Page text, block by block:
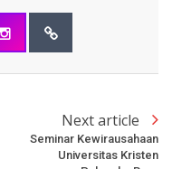
Next article
Seminar Kewirausahaan
Universitas Kristen